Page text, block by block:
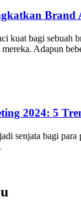
Brand
kuat bagi sebuah
Adapun
2024: 5
senjata bagi